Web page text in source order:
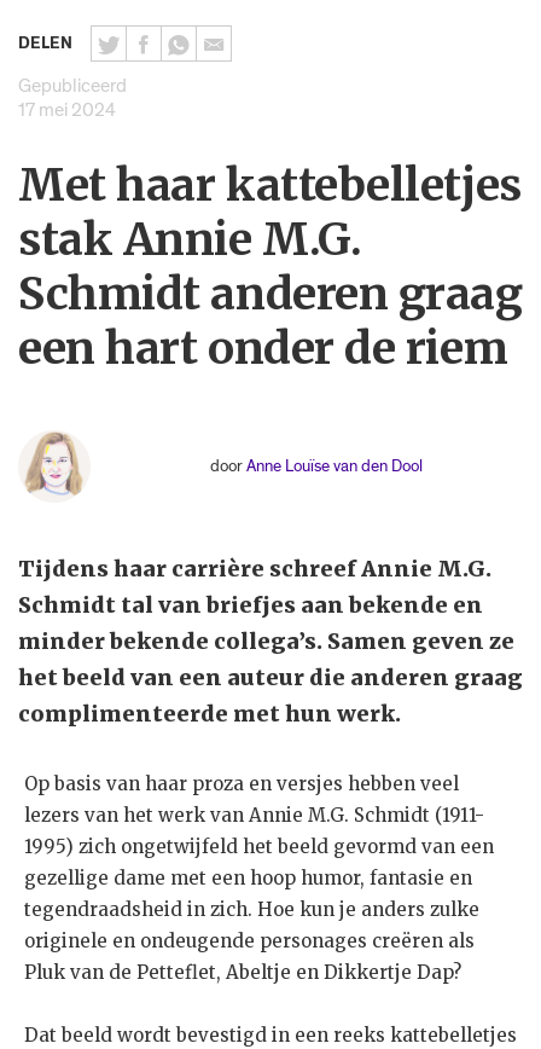
DELEN
Gepubliceerd
17 mei 2024
Met haar kattebelletjes
stak Annie M.G.
Schmidt anderen graag
een hart onder de riem
doorAnne Louïse van den Dool
Tijdens haar carrière schreef Annie M.G.
Schmidt tal van briefjes aan bekende en
minder bekende collega’s. Samen geven ze
het beeld van een auteur die anderen graag
complimenteerde met hun werk.
Op basis van haar proza en versjes hebben veel
lezers van het werk van Annie M.G. Schmidt (1911-
1995) zich ongetwijfeld het beeld gevormd van een
gezellige dame met een hoop humor, fantasie en
tegendraadsheid in zich. Hoe kun je anders zulke
originele en ondeugende personages creëren als
Pluk van de Petteflet, Abeltje en Dikkertje Dap?
Dat beeld wordt bevestigd in een reeks kattebelletjes